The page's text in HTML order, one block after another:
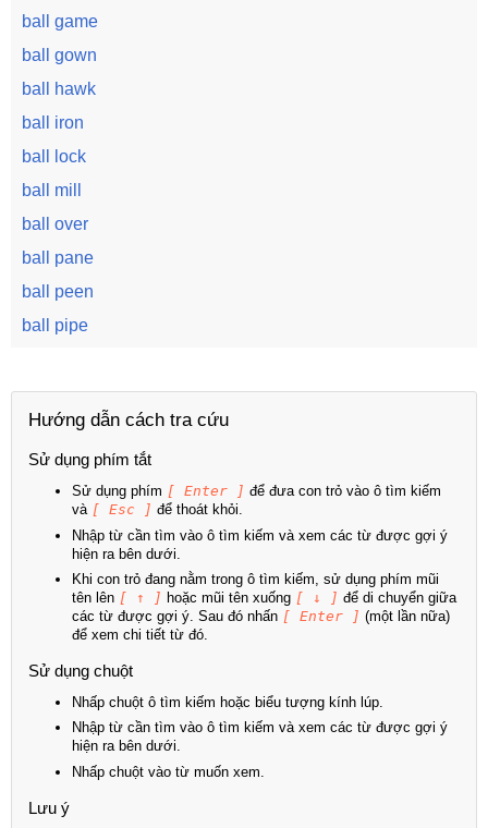
ball game
ball gown
ball hawk
ball iron
ball lock
ball mill
ball over
ball pane
ball peen
ball pipe
Hướng dẫn cách tra cứu
Sử dụng phím tắt
Sử dụng phím [ Enter ] để đưa con trỏ vào ô tìm kiếm
và [ Esc ] để thoát khỏi.
Nhập từ cần tìm vào ô tìm kiếm và xem các từ được gợi ý
hiện ra bên dưới.
Khi con trỏ đang nằm trong ô tìm kiếm, sử dụng phím mũi
tên lên [ ↑ ] hoặc mũi tên xuống [ ↓ ] để di chuyển giữa
các từ được gợi ý. Sau đó nhấn [ Enter ] (một lần nữa)
để xem chi tiết từ đó.
Sử dụng chuột
Nhấp chuột ô tìm kiếm hoặc biểu tượng kính lúp.
Nhập từ cần tìm vào ô tìm kiếm và xem các từ được gợi ý
hiện ra bên dưới.
Nhấp chuột vào từ muốn xem.
Lưu ý